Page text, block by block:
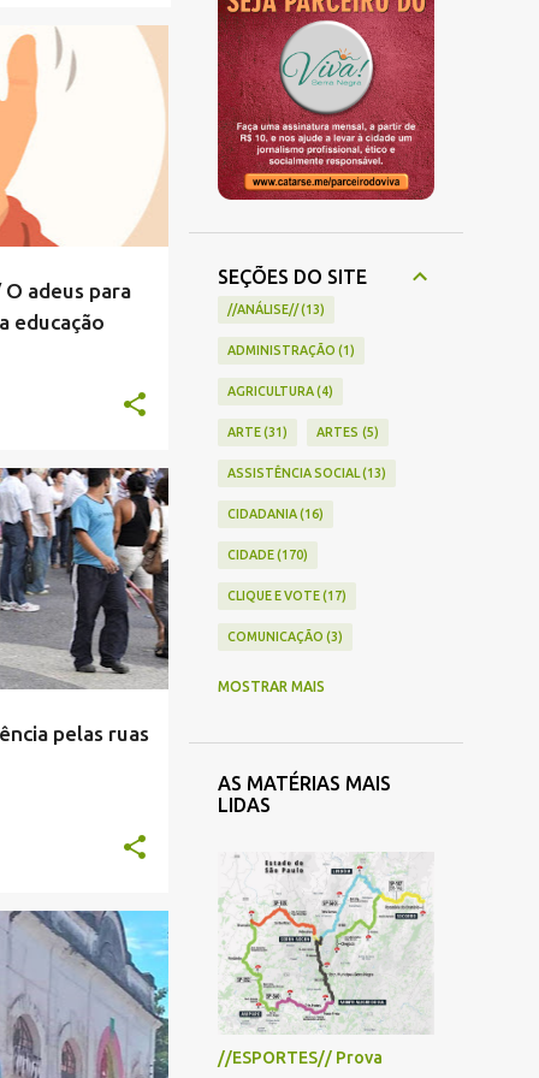
adeus para
educação
pelas ruas
+1
+1
SEÇÕES DO SITE
//ANÁLISE// 13
ADMINISTRAÇÃO 1
AGRICULTURA 4
ARTE 31 ARTES 5
ASSISTÊNCIA SOCIAL 13
CIDADANIA 16
CIDADE 170
CLIQUE E VOTE 17
COMUNICAÇÃO 3
CULTURA
ENQUETE 5
ENTREVISTA 13
ESPECIAL 7
MOSTRAR MAIS
AS MATÉRIAS MAIS
LIDAS
//ESPORTES// Prova